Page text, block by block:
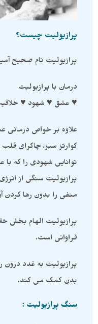
پرازیولیت چیست؟
پرازیولیت نام صحیح
درمان با پرازیولیت
♥️ عشق ♥️ شهود ♥️
علاوه بر خواص درمانی
کوارتز سبز، چاکرای
توانایی شهودی را که
پرازیولیت سنگی از
منفی را بدون رها
پرازیولیت الهام بخش
فراوانی است.
پرازیولیت به غدد
بدن کمک می کند.
سنگ پرازیولیت :